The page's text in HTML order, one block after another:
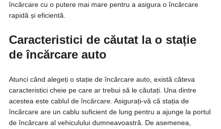
încărcare cu o putere mai mare pentru a asigura o încărcare
rapidă și eficientă.
Caracteristici de căutat la o stație
de încărcare auto
Atunci când alegeți o stație de încărcare auto, există câteva
caracteristici cheie pe care ar trebui să le căutați. Una dintre
acestea este cablul de încărcare. Asigurați-vă că stația de
încărcare are un cablu suficient de lung pentru a ajunge la portul
de încărcare al vehiculului dumneavoastră. De asemenea,